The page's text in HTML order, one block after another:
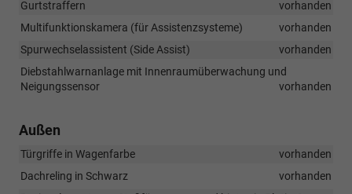
Gurtstraffern
vorhanden
Multifunktionskamera (für Assistenzsysteme)
vorhanden
Spurwechselassistent (Side Assist)
vorhanden
Diebstahlwarnanlage mit Innenraumüberwachung und
Neigungssensor
vorhanden
Außen
Türgriffe in Wagenfarbe
vorhanden
Dachreling in Schwarz
vorhanden